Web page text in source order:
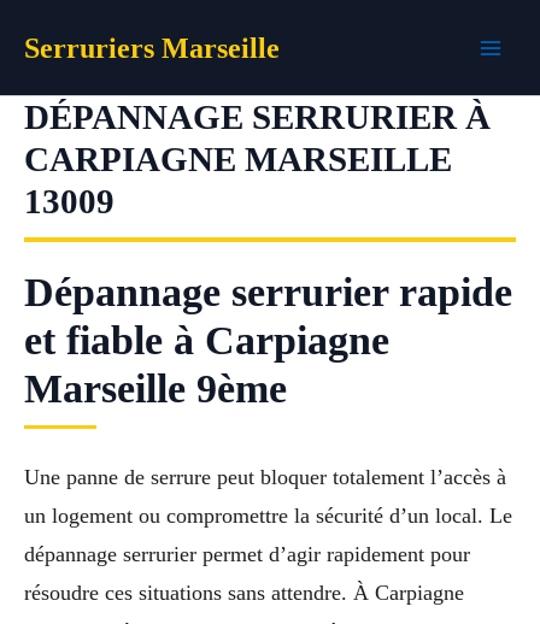
Serruriers Marseille
DÉPANNAGE SERRURIER À
CARPIAGNE MARSEILLE
13009
Dépannage serrurier rapide
et fiable à Carpiagne
Marseille 9ème
Une panne de serrure peut bloquer totalement l’accès à
un logement ou compromettre la sécurité d’un local. Le
dépannage serrurier permet d’agir rapidement pour
résoudre ces situations sans attendre. À Carpiagne